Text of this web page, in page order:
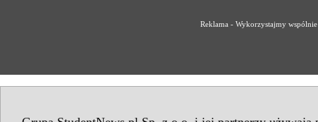
Reklama - Wykorzystajmy wspólnie